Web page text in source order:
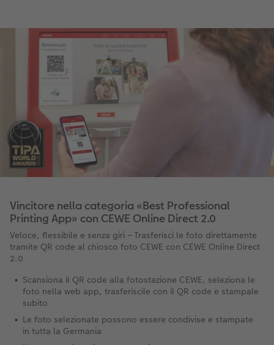
Vincitore nella categoria «Best Professional
Printing App» con CEWE Online Direct 2.0
Veloce, flessibile e senza giri – Trasferisci le foto direttamente
tramite QR code al chiosco foto CEWE con CEWE Online Direct
2.0
Scansiona il QR code alla fotostazione CEWE, seleziona le
foto nella web app, trasferiscile con il QR code e stampale
subito
Le foto selezionate possono essere condivise e stampate
in tutta la Germania